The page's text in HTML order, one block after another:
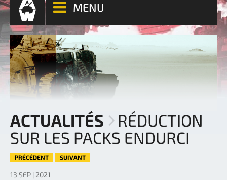
MENU
ACTUALITÉS
RÉDUCTION
SUR LES PACKS ENDURCI
PRÉCÉDENT SUIVANT
13 SEP | 2021